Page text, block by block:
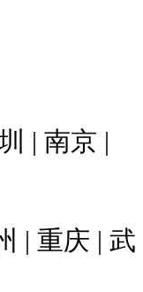
| 南京 |
| 重庆 | 武